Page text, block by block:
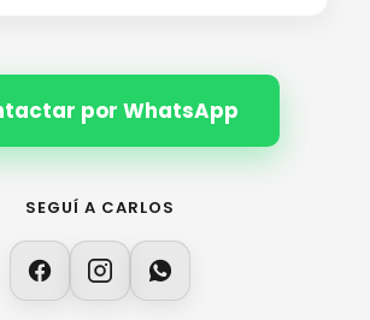
por WhatsApp
SEGUÍ A CARLOS